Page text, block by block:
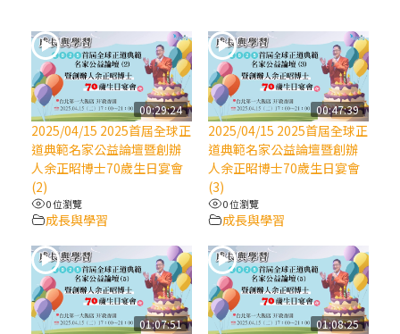
(2)黃敏正主教帶你做「四旬期避靜」—【逾
越的智慧】：七項齋戒的意義與益處
【信仰之旅】第九集：「如果你的痛苦比快
樂多」—歐義明神父 / 應芝莉老師
(1)黃敏正主教帶你做「四旬期避靜」—【逾
有」
【信仰之旅】第八集：「耶穌為什麼降生到
人世」—高樂祈修女
00:29:24
2025/04/15 2025首屆全球正
道典範名家公益論壇暨創辦
人余正昭博士70歲生日宴會
(2)
0 位瀏覽
成長與學習
00:47:39
2025/04/15 2025首屆全球正
道典範名家公益論壇暨創辦
人余正昭博士70歲生日宴會
(3)
0 位瀏覽
成長與學習
01:07:51 01:08:25